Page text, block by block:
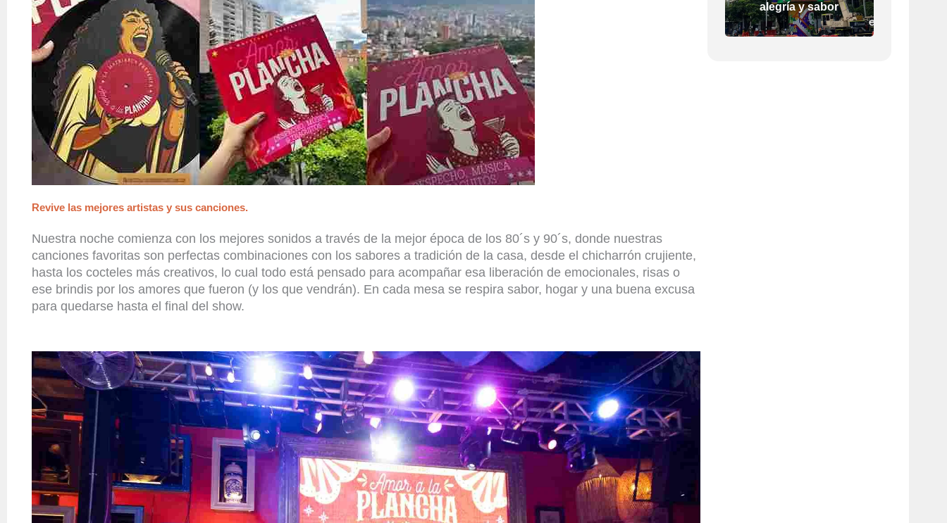
Revive las mejores artistas y sus canciones.
Nuestra noche comienza con los mejores sonidos a través de la mejor época de los 80´s y 90´s, donde nuestras
canciones favoritas son perfectas combinaciones con los sabores a tradición de la casa, desde el chicharrón crujiente,
hasta los cocteles más creativos, lo cual todo está pensado para acompañar esa liberación de emocionales, risas o
ese brindis por los amores que fueron (y los que vendrán). En cada mesa se respira sabor, hogar y una buena excusa
para quedarse hasta el final del show.
alegría y sabor